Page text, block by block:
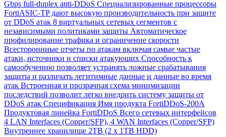
Gbps full-duplex anti-DDoS Специализированные процессоры
FortiASIC-TP дают высокую производительность при защите
от DDoS атак 8 виртуальных сетевых сегментов с
независимыми политиками защиты Автоматическое
профилирование трафика и ограничение скорости
Всесторонниые отчеты по атакам включая самые частые
атаки, источники и списки атакующих Способность к
самообучению позволяет устранять ложные срабатывания
защиты и различать легитимные данные и данные во время
атак Встроенная и прозрачная схема минимизации
последствий позволит легко внедрить систему защиты от
DDoS атак Спецификация Имя продукта FortiDDoS-200A
Продуктовая линейка FortiDDoS Всего сетевых интерфейсов
4 LAN Interfaces (Copper/SFP), 4 WAN Interfaces (Copper/SFP)
Внутреннее хранилище 2TB (2 x 1TB HDD)